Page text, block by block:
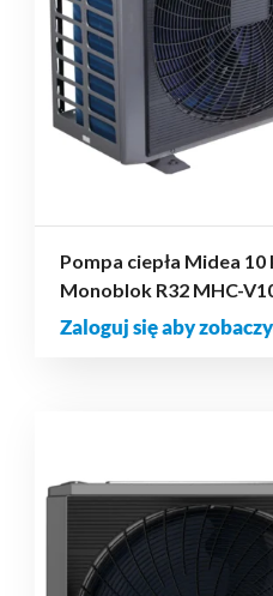
Pompa ciepła Midea
Monoblok R32 MHC-
Zaloguj się aby